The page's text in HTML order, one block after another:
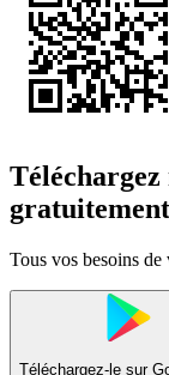
gratuitement
Tous vos besoins
Téléchargez-le sur